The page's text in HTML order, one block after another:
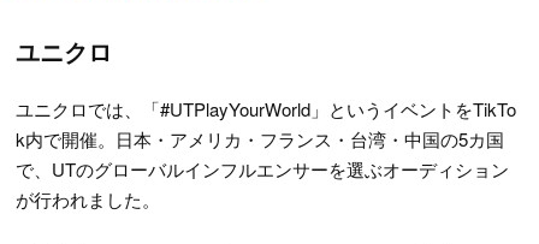
ユニクロ
ユニクロでは、「#UTPlayYourWorld」というイベントをTikTo
k内で開催。日本・アメリカ・フランス・台湾・中国の5カ国
で、UTのグローバルインフルエンサーを選ぶオーディション
が行われました。